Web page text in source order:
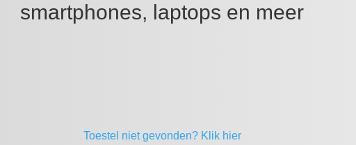
smartphones, laptops en meer
Toestel niet gevonden? Klik hier